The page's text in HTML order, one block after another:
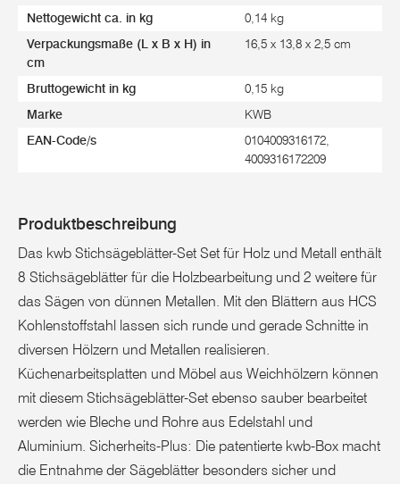
Nettogewicht ca. in kg 0,14 kg
Verpackungsmaße (L x B x H) in
cm
16,5 x 13,8 x 2,5 cm
Bruttogewicht in kg 0,15 kg
Marke KWB
EAN-Code/s
0104009316172,
4009316172209
Produktbeschreibung
Das kwb Stichsägeblätter-Set Set für Holz und Metall enthält
8 Stichsägeblätter für die Holzbearbeitung und 2 weitere für
das Sägen von dünnen Metallen. Mit den Blättern aus HCS
Kohlenstoffstahl lassen sich runde und gerade Schnitte in
diversen Hölzern und Metallen realisieren.
Küchenarbeitsplatten und Möbel aus Weichhölzern können
mit diesem Stichsägeblätter-Set ebenso sauber bearbeitet
werden wie Bleche und Rohre aus Edelstahl und
Aluminium. Sicherheits-Plus: Die patentierte kwb-Box macht
die Entnahme der Sägeblätter besonders sicher und